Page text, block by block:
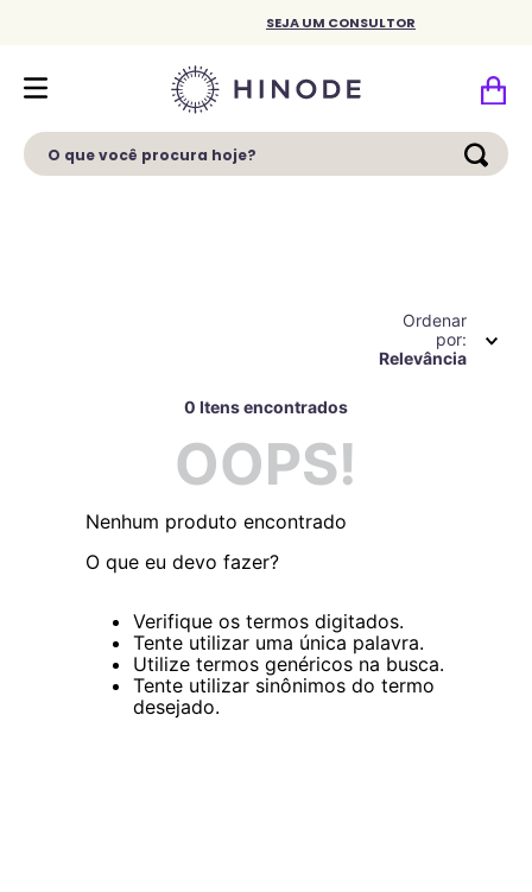
SEJA UM CONSULTOR
O que você procura hoje?
Ordenar
por
Relevância
0
OOPS!
Nenhum produto encontrado
O que eu devo fazer?
Verifique os termos digitados.
Tente utilizar uma única palavra.
Utilize termos genéricos na busca.
Tente utilizar sinônimos do termo
desejado.